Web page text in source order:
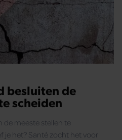
besluiten de
scheiden
de meeste stellen te
je het? Santé zocht het voor